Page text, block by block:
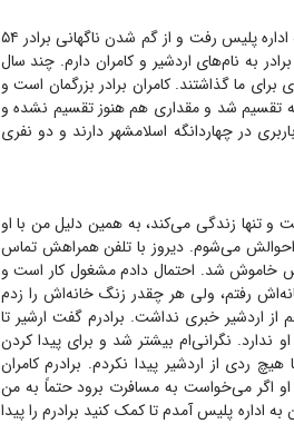
روز دوشنبه ۲۲ بهمن‌ماه امسال، زن میانسالی در تهران به اداره پلیس رفت و از گم شدن ناگهانی برادر ۵۴
به نام‌های اردشیر و کامران دارم. چند سال
ما گذاشتند. کامران برادر بزرگمان است و
تقسیم شد و مقداری هم هنوز تقسیم نشده و
در چهاردانگه اسلامشهر دارند و دو نفری
و تنها زندگی می‌کند، به همین دلیل من با او
می‌شوم. دیروز با تلفن همراهش تماس
خاموش شد. احتمال دادم مشغول کار است و
رفتم، ولی هر چقدر زنگ خانه‌اش را زدم
از اردشیر خبری نداشت. برادرم گفت ارشیر تا
ندارد. نگرانی‌ام بیشتر شد و برای پیدا کردن
ردی از اردشیر پیدا نکردم. برادرم کامران
او اگر می‌خواست به مسافرت برود حتماً به من
اداره پلیس آمدم تا کمک کنید برادرم را پیدا